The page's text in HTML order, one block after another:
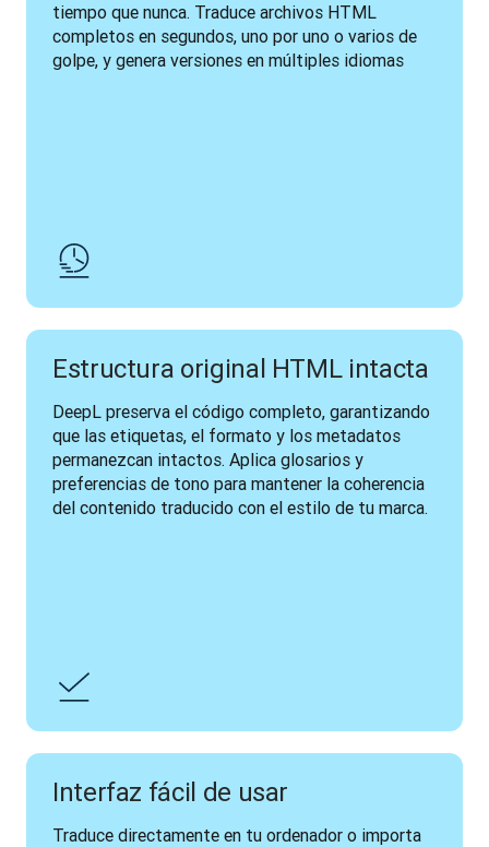
tiempo que nunca. Traduce archivos HTML
completos en segundos, uno por uno o varios de
golpe, y genera versiones en múltiples idiomas
Estructura original HTML intacta
DeepL preserva el código completo, garantizando
que las etiquetas, el formato y los metadatos
permanezcan intactos. Aplica glosarios y
preferencias de tono para mantener la coherencia
del contenido traducido con el estilo de tu marca.
Interfaz fácil de usar
Traduce directamente en tu ordenador o importa